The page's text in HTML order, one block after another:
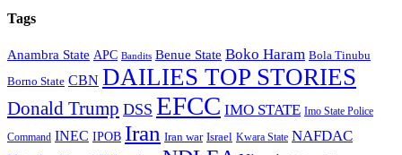
Tags
Anambra State APC Bandits Benue State Boko Haram Bola Tinubu
Borno State CBN DAILIES TOP STORIES
Donald Trump DSS EFCC IMO STATE Imo State Police
Command INEC IPOB Iran Iran war Israel Kwara State NAFDAC